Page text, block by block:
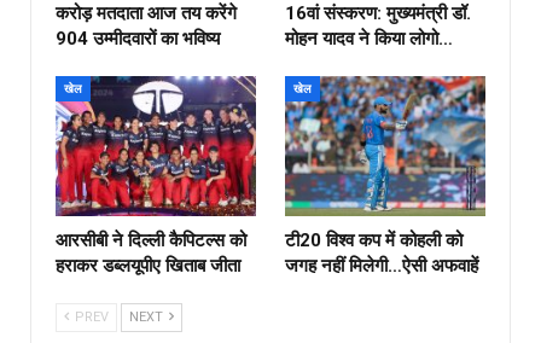
करोड़ मतदाता आज तय करेंगे
904 उम्मीदवारों का भविष्य
16वां संस्करण: मुख्यमंत्री डॉ.
मोहन यादव ने किया लोगो…
खेल
आरसीबी ने दिल्ली कैपिटल्स को
हराकर डब्लयूपीए खिताब जीता
खेल
टी20 विश्व कप में कोहली को
जगह नहीं मिलेगी…ऐसी अफवाहें
PREV NEXT